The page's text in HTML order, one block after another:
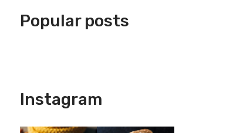
Popular posts
Instagram